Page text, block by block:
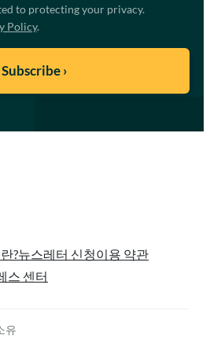
to protecting your privacy.
Policy.
?뉴스레터 신청이용 약관
스 센터
유